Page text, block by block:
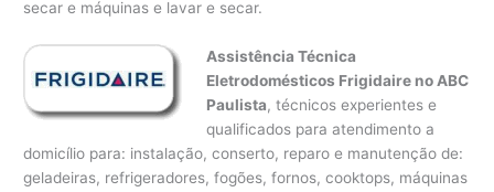
secar e máquinas e lavar e secar.
Assistência Técnica
Eletrodomésticos Frigidaire no ABC
Paulista, técnicos experientes e
qualificados para atendimento a
domicílio para: instalação, conserto, reparo e manutenção de:
geladeiras, refrigeradores, fogões, fornos, cooktops, máquinas